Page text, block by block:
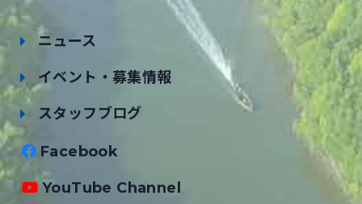
ニュース
イベント・募集情報
スタッフブログ
Facebook
YouTube Channel